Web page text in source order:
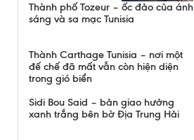
Thành phố Tozeur – ốc đảo của ánh
sáng và sa mạc Tunisia
Thành Carthage Tunisia – nơi một
đế chế đã mất vẫn còn hiện diện
trong gió biển
Sidi Bou Said – bản giao hưởng
xanh trắng bên bờ Địa Trung Hải